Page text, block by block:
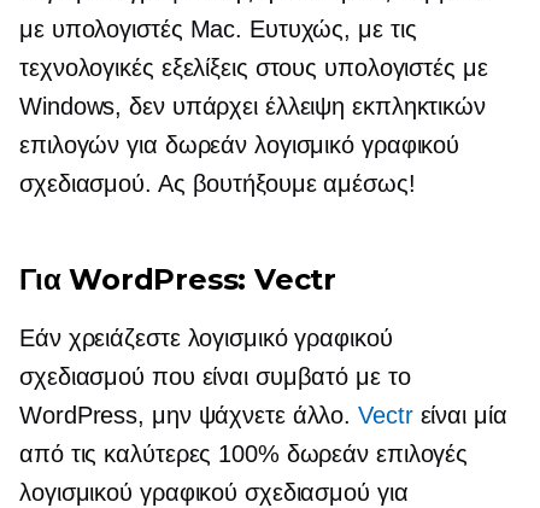
με υπολογιστές Mac. Ευτυχώς, με τις
τεχνολογικές εξελίξεις στους υπολογιστές με
Windows, δεν υπάρχει έλλειψη εκπληκτικών
επιλογών για δωρεάν λογισμικό γραφικού
σχεδιασμού. Ας βουτήξουμε αμέσως!
Για WordPress: Vectr
Εάν χρειάζεστε λογισμικό γραφικού
σχεδιασμού που είναι συμβατό με το
WordPress, μην ψάχνετε άλλο.Vectrείναι μία
από τις καλύτερες 100% δωρεάν επιλογές
λογισμικού γραφικού σχεδιασμού για